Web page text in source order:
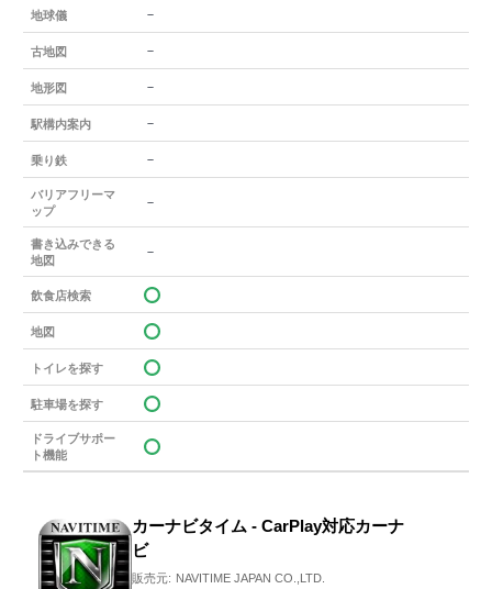
地球儀 －
古地図 －
地形図 －
駅構内案内 －
乗り鉄 －
バリアフリーマ
ップ
－
書き込みできる
地図
－
飲食店検索
地図
トイレを探す
駐車場を探す
ドライブサポー
ト機能
カーナビタイム - CarPlay対応カーナ
ビ
販売元: NAVITIME JAPAN CO.,LTD.